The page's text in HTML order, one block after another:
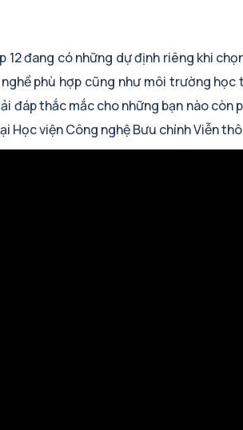
đang có những dự định riêng khi
phù hợp cũng như môi trường
đáp thắc mắc cho những bạn nào còn
Học viện Công nghệ Bưu chính Viễn